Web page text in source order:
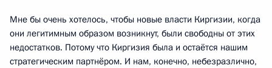
Мне бы очень хотелось, чтобы новые власти Киргизии, когда
они легитимным образом возникнут, были свободны от этих
недостатков. Потому что Киргизия была и остаётся нашим
стратегическим партнёром. И нам, конечно, небезразлично,